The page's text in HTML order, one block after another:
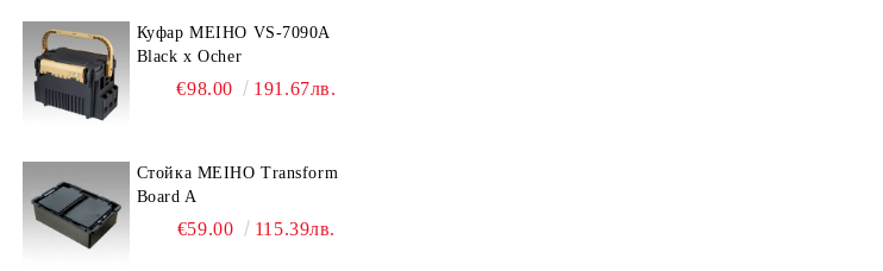
Куфар MEIHO VS-7090A
Black x Ocher
€98.00 191.67лв.
Стойка MEIHO Transform
Board A
€59.00 115.39лв.